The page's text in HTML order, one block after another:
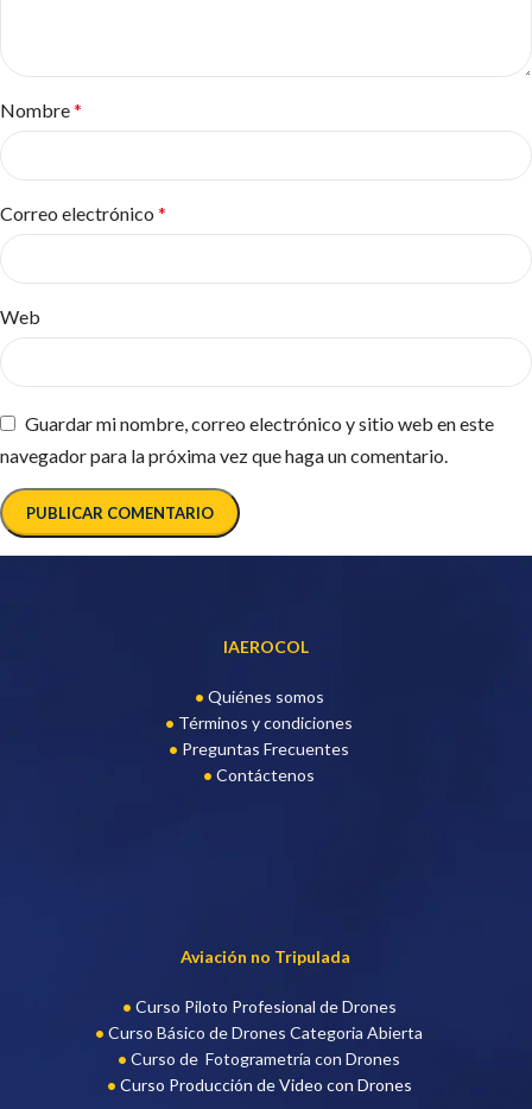
Nombre*
Correo electrónico *
Web
Guardar mi nombre, correo electrónico y sitio web en este
navegador para la próxima vez que haga un comentario.
IAEROCOL
Quiénes somos
Términos y condiciones
Preguntas Frecuentes
Contáctenos
Aviación no Tripulada
Curso Piloto Profesional de Drones
Curso Básico de Drones Categoria Abierta
Curso de Fotogrametría con Drones
Curso Producción de Video con Drones